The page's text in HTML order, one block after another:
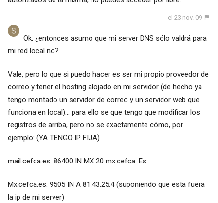
el 23 nov. 09
Ok, ¿entonces asumo que mi server DNS sólo valdrá para
mi red local no?
Vale, pero lo que si puedo hacer es ser mi propio proveedor de
correo y tener el hosting alojado en mi servidor (de hecho ya
tengo montado un servidor de correo y un servidor web que
funciona en local)... para ello se que tengo que modificar los
registros de arriba, pero no se exactamente cómo, por
ejemplo: (YA TENGO IP FIJA)
mail.cefca.es. 86400 IN MX 20 mx.cefca. Es.
Mx.cefca.es. 9505 IN A 81.43.25.4 (suponiendo que esta fuera
la ip de mi server)